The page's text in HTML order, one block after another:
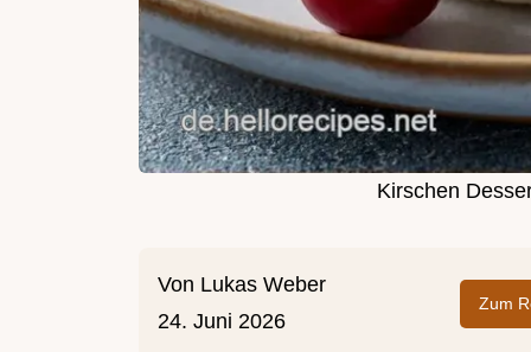
Kirschen
Von Lukas Weber
24. Juni 2026
Zum